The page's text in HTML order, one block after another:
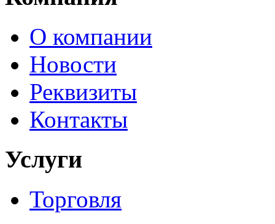
О компании
Новости
Реквизиты
Контакты
Услуги
Торговля